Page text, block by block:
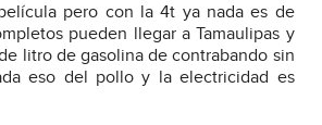
pero con la 4t ya nada es de
pueden llegar a Tamaulipas y
litro de gasolina de contrabando sin
eso del pollo y la electricidad es